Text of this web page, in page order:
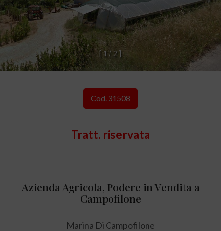
[ 1 / 2 ]
Cod. 31508
Tratt. riservata
Azienda Agricola, Podere in Vendita a
Campofilone
Marina Di Campofilone